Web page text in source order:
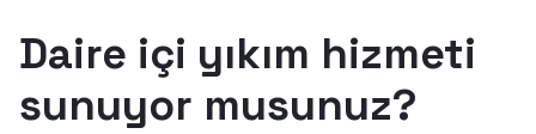
Daire içi yıkım hizmeti
sunuyor musunuz?